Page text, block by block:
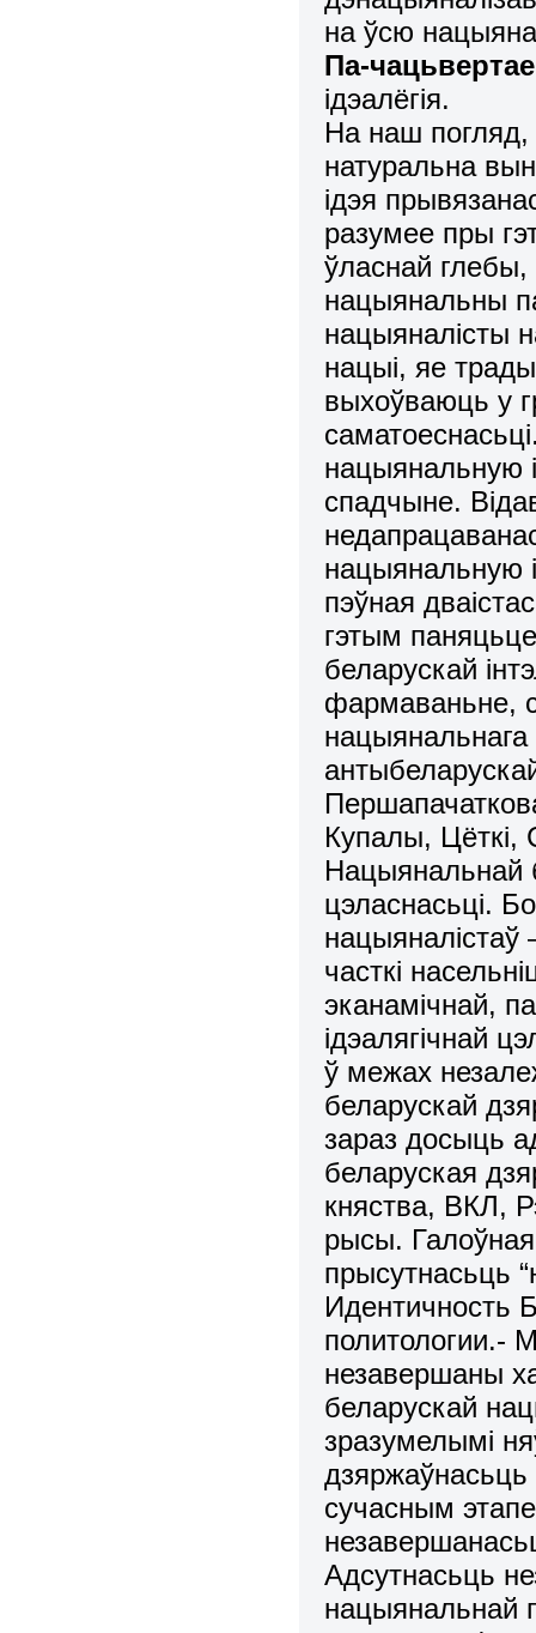
на ўсю
Па-чацьвертае
ідэалёгія.
На наш погляд,
натуральна
ідэя
разумее пры
ўласнай
нацыянальны
нацыяналісты
нацыі, яе
выхоўваюць у
нацыянальную
спадчыне.
нацыянальную
пэўная
гэтым
беларускай
фармаваньне,
Купалы, Цёткі,
Нацыянальнай
цэласнасьці.
часткі
эканамічнай,
ідэалягічнай
ў межах
беларускай
зараз досыць
беларуская
княства, ВКЛ,
рысы.
прысутнасьць
Идентичность
политологии.-
незавершаны
беларускай
зразумелымі
дзяржаўнасьць
сучасным
Адсутнасьць
нацыянальнай